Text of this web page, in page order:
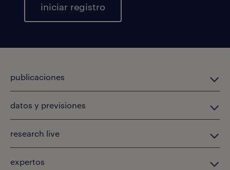
iniciar registro
publicaciones
datos y previsiones
research live
expertos